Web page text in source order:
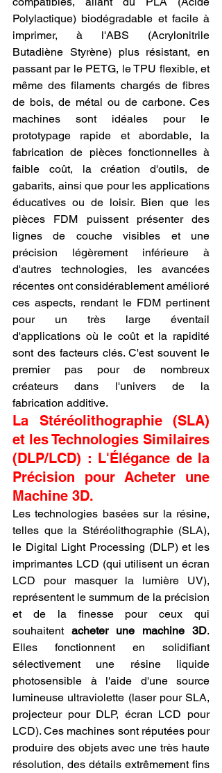
Polylactique) biodégradable et facile à
imprimer, à l'ABS (Acrylonitrile
Butadiène Styrène) plus résistant, en
passant par le PETG, le TPU flexible, et
même des filaments chargés de fibres
de bois, de métal ou de carbone. Ces
machines sont idéales pour le
prototypage rapide et abordable, la
fabrication de pièces fonctionnelles à
faible coût, la création d'outils, de
gabarits, ainsi que pour les applications
éducatives ou de loisir. Bien que les
pièces FDM puissent présenter des
lignes de couche visibles et une
précision légèrement inférieure à
d'autres technologies, les avancées
récentes ont considérablement amélioré
ces aspects, rendant le FDM pertinent
pour un très large éventail
d'applications où le coût et la rapidité
sont des facteurs clés. C'est souvent le
premier pas pour de nombreux
créateurs dans l'univers de la
fabrication additive.
La Stéréolithographie (SLA)
et les Technologies Similaires
(DLP/LCD) : L'Élégance de la
Précision pour Acheter une
Machine 3D.
Les technologies basées sur la résine,
telles que la Stéréolithographie (SLA),
le Digital Light Processing (DLP) et les
imprimantes LCD (qui utilisent un écran
LCD pour masquer la lumière UV),
représentent le summum de la précision
et de la finesse pour ceux qui
souhaitent acheter une machine 3D.
Elles fonctionnent en solidifiant
sélectivement une résine liquide
photosensible à l'aide d'une source
lumineuse ultraviolette (laser pour SLA,
projecteur pour DLP, écran LCD pour
LCD). Ces machines sont réputées pour
produire des objets avec une très haute
résolution, des détails extrêmement fins